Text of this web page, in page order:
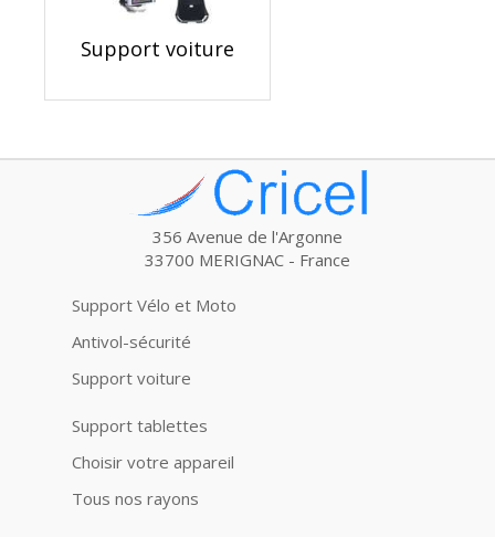
Support voiture
356 Avenue de l'Argonne
33700 MERIGNAC - France
Support Vélo et Moto
Antivol-sécurité
Support voiture
Support tablettes
Choisir votre appareil
Tous nos rayons